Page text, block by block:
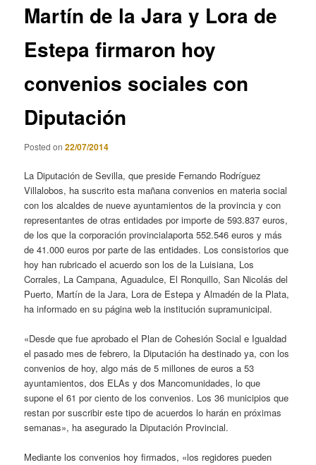
Martín de la Jara y Lora de
Estepa firmaron hoy
convenios sociales con
Diputación
Posted on22/07/2014
La Diputación de Sevilla, que preside Fernando Rodríguez
Villalobos, ha suscrito esta mañana convenios en materia social
con los alcaldes de nueve ayuntamientos de la provincia y con
representantes de otras entidades por importe de 593.837 euros,
de los que la corporación provincialaporta 552.546 euros y más
de 41.000 euros por parte de las entidades. Los consistorios que
hoy han rubricado el acuerdo son los de la Luisiana, Los
Corrales, La Campana, Aguadulce, El Ronquillo, San Nicolás del
Puerto, Martín de la Jara, Lora de Estepa y Almadén de la Plata,
ha informado en su página web la institución supramunicipal.
«Desde que fue aprobado el Plan de Cohesión Social e Igualdad
el pasado mes de febrero, la Diputación ha destinado ya, con los
convenios de hoy, algo más de 5 millones de euros a 53
ayuntamientos, dos ELAs y dos Mancomunidades, lo que
supone el 61 por ciento de los convenios. Los 36 municipios que
restan por suscribir este tipo de acuerdos lo harán en próximas
semanas», ha asegurado la Diputación Provincial.
Mediante los convenios hoy firmados, «los regidores pueden